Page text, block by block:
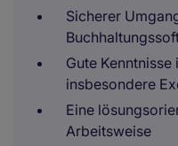
Sicherer
Gute
insbesondere
Eine
Arbeitsweise